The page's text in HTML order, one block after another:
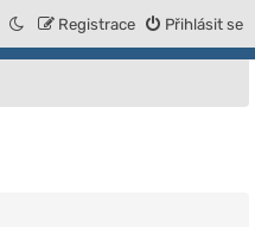
Přihlásit se
Registrace